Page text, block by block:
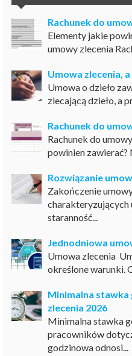
Rachunek do
Elementy jakie
umowy zlecenia
Umowa zlecenia,
Umowa o dzieło
zlecającą dzieło, a
Rachunek do
Rachunek do
powinien zawierać?
Rozwiązanie
Zakończenie
charakteryzujących
staranność...
Jednodniowa
Umowa zlecenia
określone warunki.
Minimalna
zlecenia 2026
Minimalna stawka
pracowników
godzinowa odnosi...